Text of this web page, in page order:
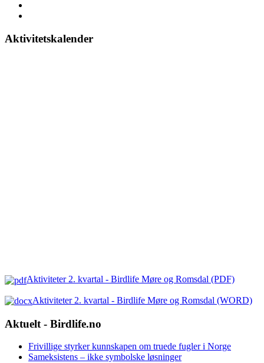
Aktivitetskalender
Aktiviteter 2. kvartal - Birdlife Møre og Romsdal (PDF)
Aktiviteter 2. kvartal - Birdlife Møre og Romsdal (WORD)
Aktuelt - Birdlife.no
Frivillige styrker kunnskapen om truede fugler i Norge
Sameksistens – ikke symbolske løsninger